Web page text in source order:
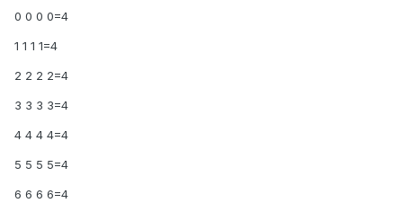
0 0 0 0=4
1 1 1 1=4
2 2 2 2=4
3 3 3 3=4
4 4 4 4=4
5 5 5 5=4
6 6 6 6=4